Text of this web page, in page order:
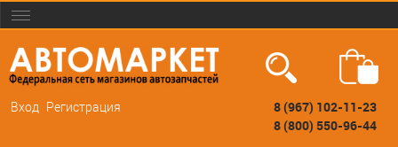
Вход Регистрация
8 (967) 102-11-23
8 (800) 550-96-44